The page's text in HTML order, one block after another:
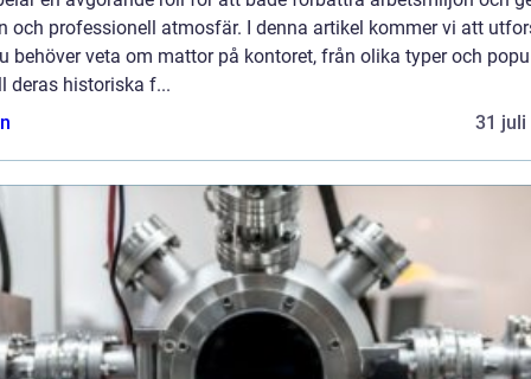
och professionell atmosfär. I denna artikel kommer vi att
behöver veta om mattor på kontoret, från olika typer och
deras historiska f...
31 juli